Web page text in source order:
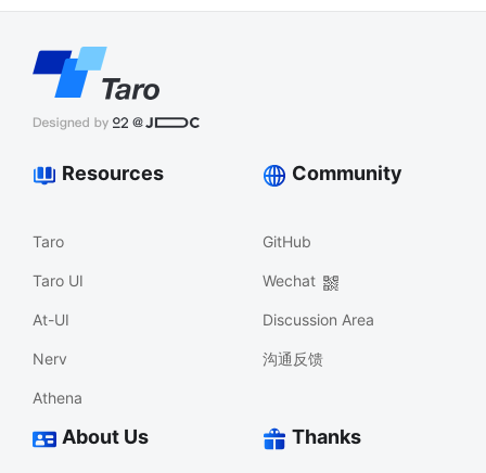
Resources
Taro
Taro UI
At-UI
Nerv
Athena
Community
GitHub
Wechat
Discussion Area
沟通反馈
About Us Thanks